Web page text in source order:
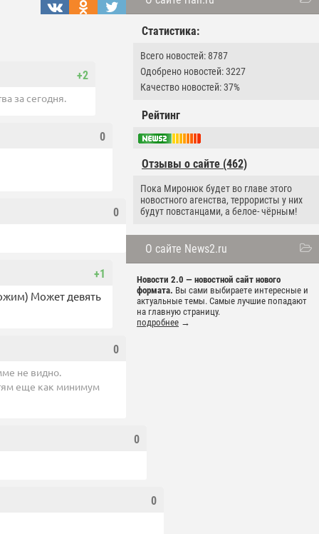
Статистика:
Всего новостей: 8787
Одобрено новостей: 3227
Качество новостей: 37%
Рейтинг
Отзывы о сайте (462)
Пока Миронюк будет во главе этого
новостного агенства, террористы у них
будут повстанцами, а белое- чёрным!
О сайте News2.ru
Новости 2.0 — новостной сайт нового
формата. Вы сами выбираете интересные и
актуальные темы. Самые лучшие попадают
на главную страницу.
подробнее →
+2
за сегодня.
0
0
+1
Может девять
0
не видно.
еще как минимум
0
0